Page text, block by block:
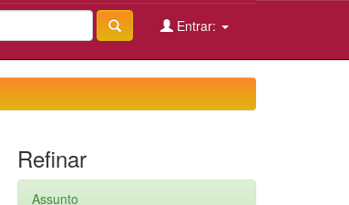
Entrar:
Refinar
Assunto